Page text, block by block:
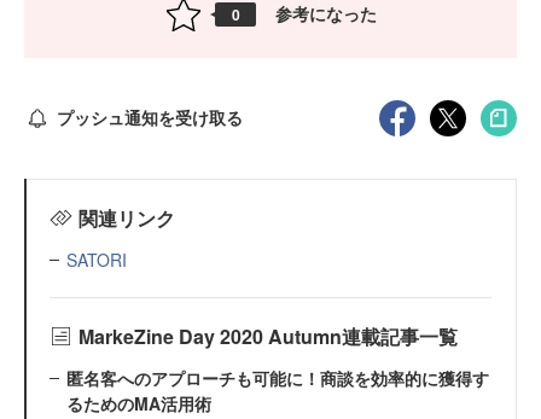
0 参考になった
プッシュ通知を受け取る
関連リンク
SATORI
MarkeZine Day 2020 Autumn連載記事一覧
匿名客へのアプローチも可能に！商談を効率的に獲得す
るためのMA活用術